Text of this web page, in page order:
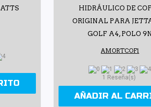
HIDRÁULICO DE
ORIGINAL PARA
GOLF A4, POLO
AMORTCOF1
1 Reseña(s)
AÑADIR AL